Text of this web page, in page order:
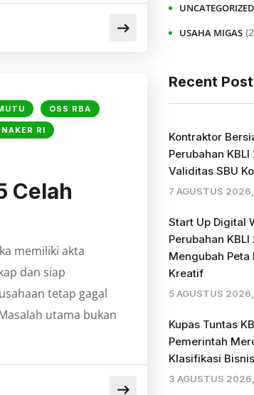
OSS RBA
RI
Celah
memiliki akta
dan siap
tetap gagal
utama bukan
UNCATEGORIZED
USAHA MIGAS
Recent
Kontraktor
Perubahan
Validitas SBU
7 AGUSTUS
Start Up Digital
Perubahan
Mengubah
Kreatif
5 AGUSTUS
Kupas Tuntas
Pemerintah
Klasifikasi
3 AGUSTUS